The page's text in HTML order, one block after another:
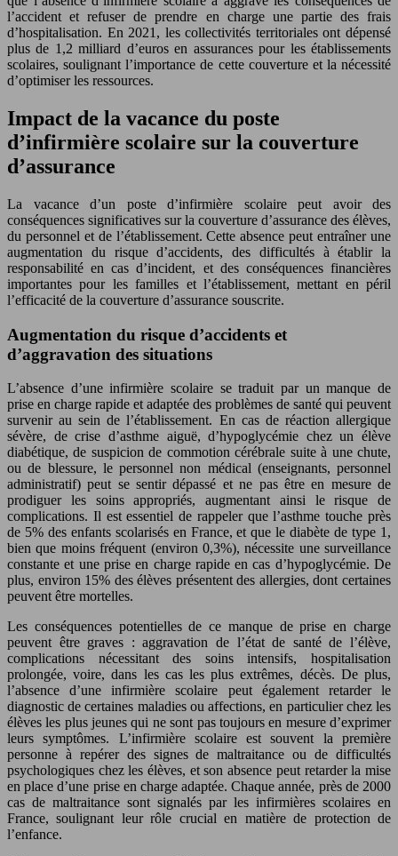
l’accident et refuser de prendre en charge une partie des frais
d’hospitalisation. En 2021, les collectivités territoriales ont dépensé
plus de 1,2 milliard d’euros en assurances pour les établissements
scolaires, soulignant l’importance de cette couverture et la nécessité
d’optimiser les ressources.
Impact de la vacance du poste
d’infirmière scolaire sur la couverture
d’assurance
La vacance d’un poste d’infirmière scolaire peut avoir des
conséquences significatives sur la couverture d’assurance des élèves,
du personnel et de l’établissement. Cette absence peut entraîner une
augmentation du risque d’accidents, des difficultés à établir la
responsabilité en cas d’incident, et des conséquences financières
importantes pour les familles et l’établissement, mettant en péril
l’efficacité de la couverture d’assurance souscrite.
Augmentation du risque d’accidents et
d’aggravation des situations
L’absence d’une infirmière scolaire se traduit par un manque de
prise en charge rapide et adaptée des problèmes de santé qui peuvent
survenir au sein de l’établissement. En cas de réaction allergique
sévère, de crise d’asthme aiguë, d’hypoglycémie chez un élève
diabétique, de suspicion de commotion cérébrale suite à une chute,
ou de blessure, le personnel non médical (enseignants, personnel
administratif) peut se sentir dépassé et ne pas être en mesure de
prodiguer les soins appropriés, augmentant ainsi le risque de
complications. Il est essentiel de rappeler que l’asthme touche près
de 5% des enfants scolarisés en France, et que le diabète de type 1,
bien que moins fréquent (environ 0,3%), nécessite une surveillance
constante et une prise en charge rapide en cas d’hypoglycémie. De
plus, environ 15% des élèves présentent des allergies, dont certaines
peuvent être mortelles.
Les conséquences potentielles de ce manque de prise en charge
peuvent être graves : aggravation de l’état de santé de l’élève,
complications nécessitant des soins intensifs, hospitalisation
prolongée, voire, dans les cas les plus extrêmes, décès. De plus,
l’absence d’une infirmière scolaire peut également retarder le
diagnostic de certaines maladies ou affections, en particulier chez les
élèves les plus jeunes qui ne sont pas toujours en mesure d’exprimer
leurs symptômes. L’infirmière scolaire est souvent la première
personne à repérer des signes de maltraitance ou de difficultés
psychologiques chez les élèves, et son absence peut retarder la mise
en place d’une prise en charge adaptée. Chaque année, près de 2000
cas de maltraitance sont signalés par les infirmières scolaires en
France, soulignant leur rôle crucial en matière de protection de
l’enfance.